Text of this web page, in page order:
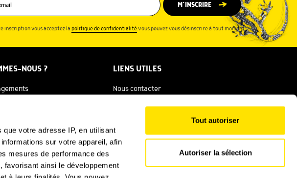
votre adresse IP, en utilisant
sur votre appareil, afin
mesures de performance des
favorisant ainsi le développement
Tout autoriser
Autoriser la sélection
M’INSCRIRE
inscription vous acceptez lapolitique de confidentialité.Vous pouvez vous désinscrire à tout moment.
NOUS ? LIENS UTILES
Nous contacter
Espace presse
Conditions générales d'utilisation
Politique de confidentialité